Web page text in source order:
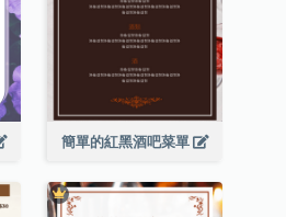
簡單的紅黑酒吧菜單